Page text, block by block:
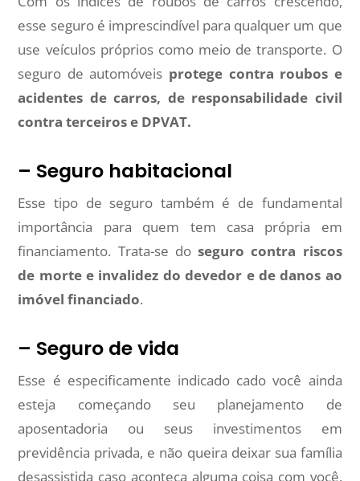
esse seguro é imprescindível para qualquer um que
use veículos próprios como meio de transporte. O
seguro de automóveis protege contra roubos e
acidentes de carros, de responsabilidade civil
contra terceiros e DPVAT.
– Seguro habitacional
Esse tipo de seguro também é de fundamental
importância para quem tem casa própria em
financiamento. Trata-se doseguro contra riscos
de morte e invalidez do devedor e de danos ao
imóvel financiado.
– Seguro de vida
Esse é especificamente indicado cado você ainda
esteja começando seu planejamento de
aposentadoria ou seus investimentos em
previdência privada, e não queira deixar sua família
desassistida caso aconteça alguma coisa com você.